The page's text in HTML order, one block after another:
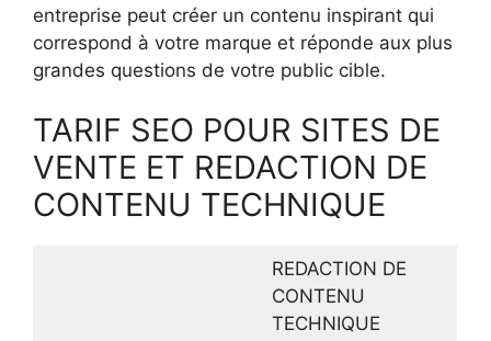
entreprise peut créer un contenu inspirant qui
correspond à votre marque et réponde aux plus
grandes questions de votre public cible.
TARIF SEO POUR SITES DE
VENTE ET REDACTION DE
CONTENU TECHNIQUE
REDACTION DE
CONTENU
TECHNIQUE